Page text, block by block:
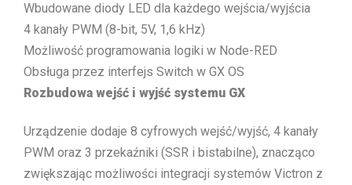
Wbudowane diody LED dla każdego wejścia/wyjścia
4 kanały PWM (8-bit, 5V, 1,6 kHz)
Możliwość programowania logiki w Node-RED
Obsługa przez interfejs Switch w GX OS
Rozbudowa wejść i wyjść systemu GX
Urządzenie dodaje 8 cyfrowych wejść/wyjść, 4 kanały
PWM oraz 3 przekaźniki (SSR i bistabilne), znacząco
zwiększając możliwości integracji systemów Victron z